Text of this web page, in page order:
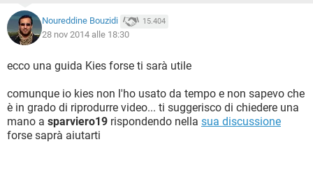
Noureddine Bouzidi 15.404
28 nov 2014 alle 18:30
ecco una guida Kies forse ti sarà utile
comunque io kies non l'ho usato da tempo e non sapevo che
è in grado di riprodurre video... ti suggerisco di chiedere una
mano a sparviero19 rispondendo nella sua discussione
forse saprà aiutarti